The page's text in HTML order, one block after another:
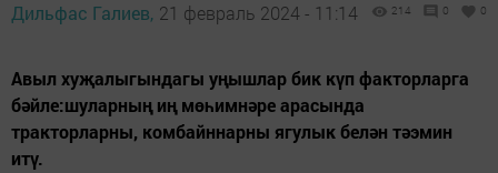
Дильфас Галиев, 21 февраль 2024 - 11:14 214 0 0
Авыл хуҗалыгындагы уңышлар бик күп факторларга
бәйле:шуларның иң мөһимнәре арасында
тракторларны, комбайннарны ягулык белән тәэмин
итү.